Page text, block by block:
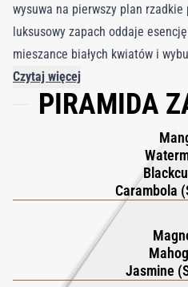
wysuwa na pierwszy plan
luksusowy zapach oddaje
mieszance białych kwiatów i
gwiaździstego owocu, ukazując
mahoniu. Jean Jacques
owocowy sambac – z rzadkim
tworząc żywy, biały kwiatowy
egzotyczna mieszanka
soczystego arbuza i esencji
kusząco dojrzałe, tropikalne
czarnej porzeczki i zieloną
Niassa to harmonijny taniec
Czytaj więcej
PIRAMIDA
Carambola
Jasmine